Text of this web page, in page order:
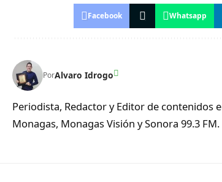
Facebook Whatsapp
PorAlvaro Idrogo
Periodista, Redactor y Editor de contenidos
Monagas, Monagas Visión y Sonora 99.3